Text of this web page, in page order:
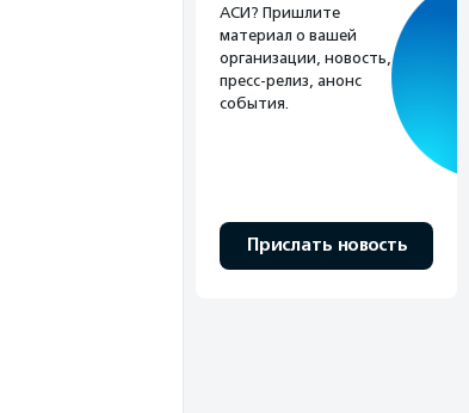
АСИ? Пришлите
материал о вашей
организации, новость,
пресс-релиз, анонс
события.
Прислать новость